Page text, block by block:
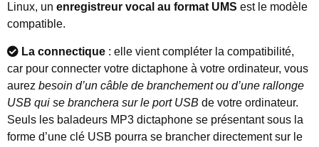
Linux, un enregistreur vocal au format UMS est le modèle
compatible.
La connectique : elle vient compléter la compatibilité,
car pour connecter votre dictaphone à votre ordinateur, vous
aurez besoin d’un câble de branchement ou d’une rallonge
USB qui se branchera sur le port USB de votre ordinateur.
Seuls les baladeurs MP3 dictaphone se présentant sous la
forme d’une clé USB pourra se brancher directement sur le